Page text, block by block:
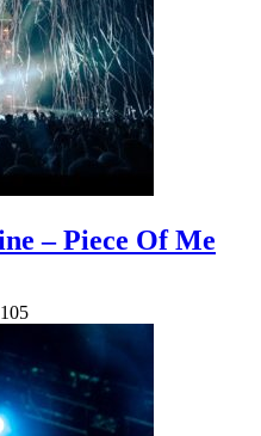
– Piece Of Me
105